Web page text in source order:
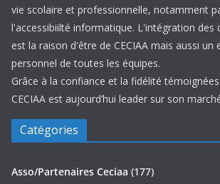
vie scolaire et professionnelle, notamment
l'accessibiilté informatique. L'intégration des
est la raison d'être de CECIAA mais aussi un
personnel de toutes les équipes.
Grâce à la confiance et la fidélité
CECIAA est aujourd’hui leader sur son
Catégories
Asso/Partenaires Ceciaa (177)